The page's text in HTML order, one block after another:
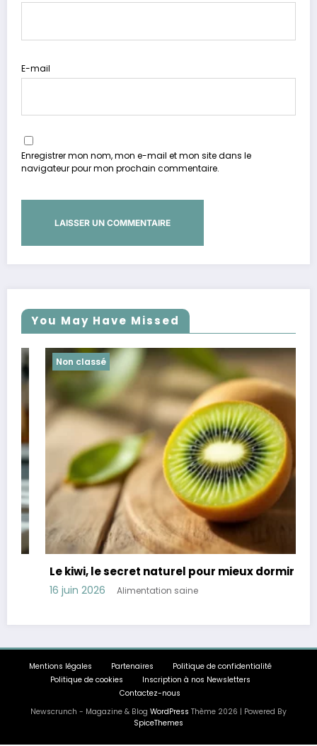
E-mail
Enregistrer mon nom, mon e-mail et mon site dans le
navigateur pour mon prochain commentaire.
You May Have Missed
Non classé
Le kiwi, le secret naturel pour mieux dormir
16 juin 2026 Alimentation saine
Mentions légales Partenaires
Politique de confidentialité
Politique de cookies
Inscription à nos Newsletters
Contactez-nous
Newscrunch - Magazine & Blog WordPress Thème 2026 | Powered By
SpiceThemes